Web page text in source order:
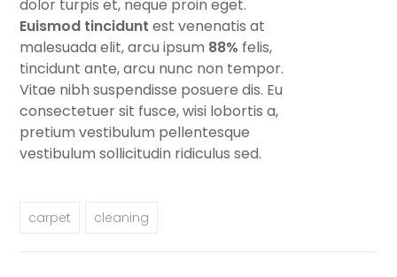
dolor turpis et, neque proin eget.
Euismod tincidunt est venenatis at
malesuada elit, arcu ipsum 88% felis,
tincidunt ante, arcu nunc non tempor.
Vitae nibh suspendisse posuere dis. Eu
consectetuer sit fusce, wisi lobortis a,
pretium vestibulum pellentesque
vestibulum sollicitudin ridiculus sed.
carpet cleaning